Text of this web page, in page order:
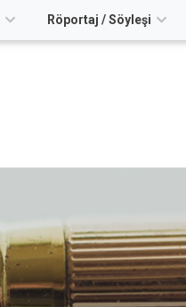
Röportaj / Söyleşi